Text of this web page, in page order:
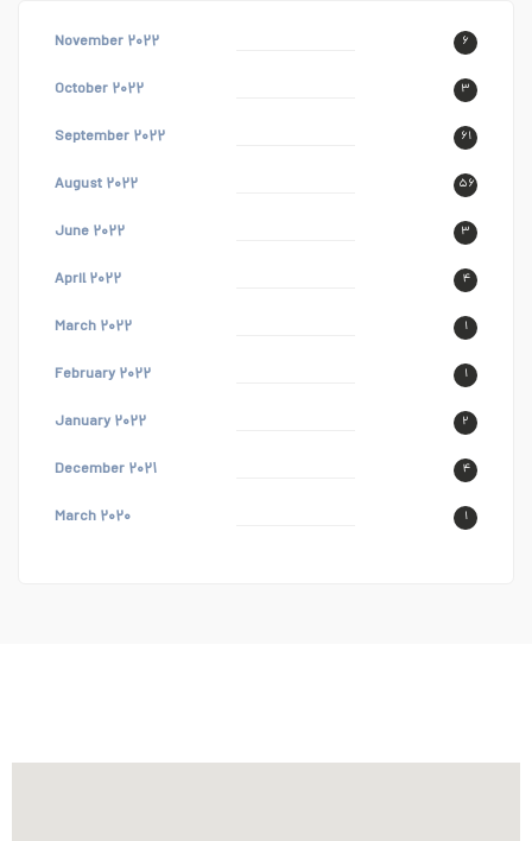
November ۲۰۲۲ ۶
October ۲۰۲۲ ۳
September ۲۰۲۲ ۶۱
August ۲۰۲۲ ۵۶
June ۲۰۲۲ ۳
April ۲۰۲۲ ۴
March ۲۰۲۲ ۱
February ۲۰۲۲ ۱
January ۲۰۲۲ ۲
December ۲۰۲۱ ۴
March ۲۰۲۰ ۱